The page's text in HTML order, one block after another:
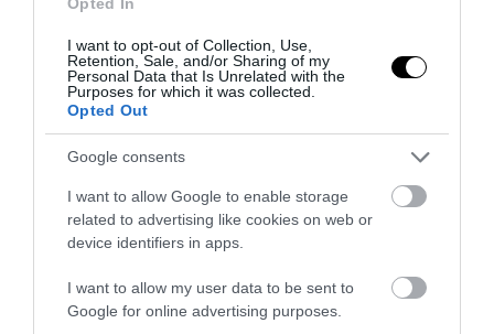
I want to opt-out of Collection, Use,
Retention, Sale, and/or Sharing of my
Personal Data that Is Unrelated with the
Purposes for which it was collected.
Opted Out
Google consents
I want to allow Google to enable storage
related to advertising like cookies on web or
device identifiers in apps.
I want to allow my user data to be sent to
Google for online advertising purposes.